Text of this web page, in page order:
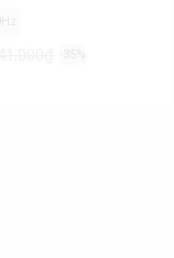
nguồn
-35%